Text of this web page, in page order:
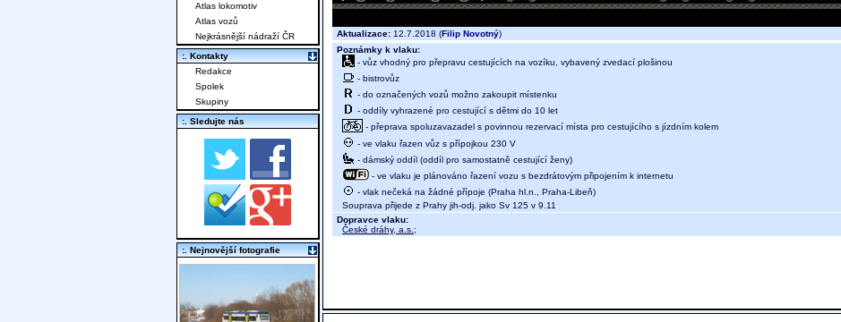
Aktualizace: 12.7.2018 (Filip Novotný)
Poznámky k vlaku:
- vůz vhodný pro přepravu cestujících na vozíku, vybavený zvedací plošinou
- bistrovůz
- do označených vozů možno zakoupit místenku
- oddíly vyhrazené pro cestující s dětmi do 10 let
- přeprava spoluzavazadel s povinnou rezervací místa pro cestujícího s jízdním kolem
- ve vlaku řazen vůz s přípojkou 230 V
- dámský oddíl (oddíl pro samostatně cestující ženy)
- ve vlaku je plánováno řazení vozu s bezdrátovým připojením k internetu
- vlak nečeká na žádné přípoje (Praha hl.n., Praha-Libeň)
Souprava přijede z Prahy jih-odj. jako Sv 125 v 9.11
Dopravce vlaku:
České dráhy, a.s. ;
Atlas lokomotiv
Atlas vozů
Nejkrásnější nádraží ČR
:. Kontakty
Redakce
Spolek
Skupiny
:. Sledujte nás
:. Nejnovější fotografie